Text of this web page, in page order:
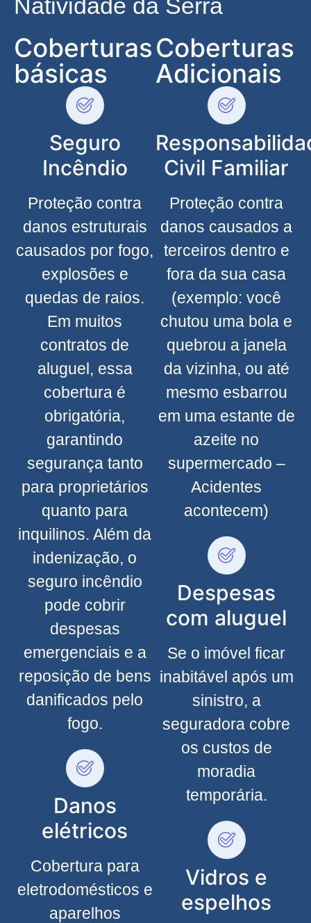
Coberturas
básicas
Seguro
Incêndio
Proteção contra
danos estruturais
causados por fogo,
explosões e
quedas de raios.
Em muitos
contratos de
aluguel, essa
cobertura é
obrigatória,
garantindo
segurança tanto
para proprietários
quanto para
inquilinos. Além da
indenização, o
seguro incêndio
pode cobrir
despesas
emergenciais e a
reposição de bens
danificados pelo
fogo.
Danos
elétricos
Cobertura para
eletrodomésticos e
aparelhos
Coberturas
Adicionais
Civil Familiar
Proteção contra
danos causados a
terceiros dentro e
fora da sua casa
(exemplo: você
chutou uma bola e
quebrou a janela
da vizinha, ou até
mesmo esbarrou
em uma estante de
azeite no
supermercado –
Acidentes
acontecem)
Despesas
com aluguel
Se o imóvel ficar
inabitável após um
sinistro, a
seguradora cobre
os custos de
moradia
temporária.
Vidros e
espelhos